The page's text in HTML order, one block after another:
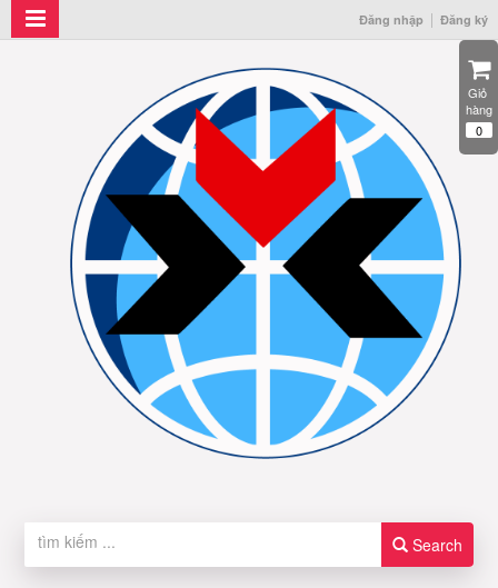
Đăng nhập Đăng ký
Search
Giỏ
hàng
0